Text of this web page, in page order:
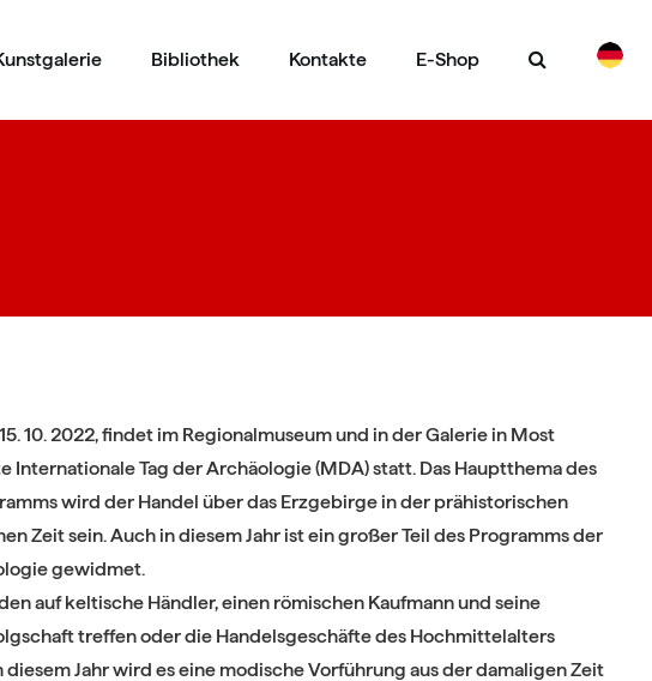
EN
Bibliothek Kontakte E-Shop
10. 2022, findet im Regionalmuseum und in der Galerie in Most
Internationale Tag der Archäologie (MDA) statt. Das Hauptthema des
wird der Handel über das Erzgebirge in der prähistorischen
Zeit sein. Auch in diesem Jahr ist ein großer Teil des Programms der
gewidmet.
auf keltische Händler, einen römischen Kaufmann und seine
treffen oder die Handelsgeschäfte des Hochmittelalters
diesem Jahr wird es eine modische Vorführung aus der damaligen Zeit